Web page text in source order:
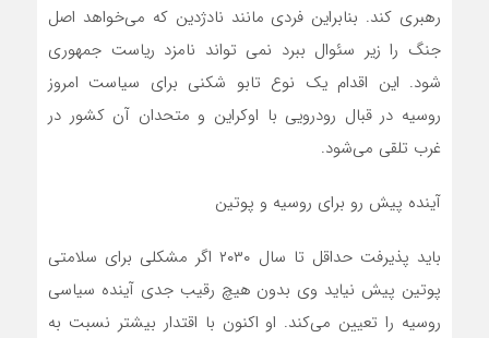
رهبری کند. بنابراین فردی مانند نادژدین که می‌خواهد اصل
جنگ را زیر سئوال ببرد نمی تواند نامزد ریاست جمهوری
شود‌. این اقدام یک نوع تابو شکنی برای سیاست امروز
روسیه در قبال رودرویی با اوکراین و متحدان آن کشور در
غرب تلقی می‌شود.‌
آینده پیش رو برای روسیه و پوتین
باید پذیرفت حداقل تا سال ۲۰۳۰ اگر مشکلی برای سلامتی
پوتین پیش نیاید وی بدون هیچ رقیب جدی آینده سیاسی
روسیه را تعیین می‌کند‌. او اکنون با اقتدار بیشتر نسبت به